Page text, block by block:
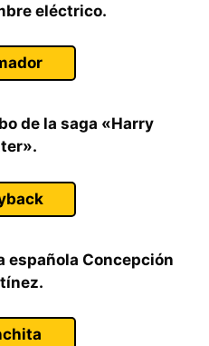
eléctrico.
de la saga «Harry
española Concepción